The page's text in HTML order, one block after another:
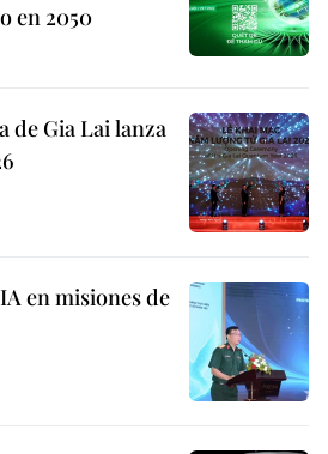
en 2050
de Gia Lai lanza
en misiones de